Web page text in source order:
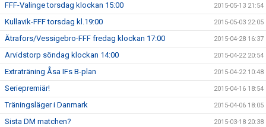
FFF-Valinge torsdag klockan 15:00 2015-05-13 21:54
Kullavik-FFF torsdag kl.19:00 2015-05-03 22:05
Ätrafors/Vessigebro-FFF fredag klockan 17:00 2015-04-28 16:37
Arvidstorp söndag klockan 14:00 2015-04-22 20:54
Extraträning Åsa IFs B-plan 2015-04-22 10:48
Seriepremiär! 2015-04-16 18:54
Träningsläger i Danmark 2015-04-06 18:05
Sista DM matchen? 2015-03-18 20:38